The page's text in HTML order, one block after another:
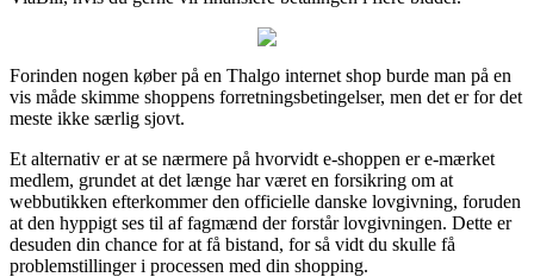
Forinden nogen køber på en Thalgo internet shop burde man på en
vis måde skimme shoppens forretningsbetingelser, men det er for det
meste ikke særlig sjovt.
Et alternativ er at se nærmere på hvorvidt e-shoppen er e-mærket
medlem, grundet at det længe har været en forsikring om at
webbutikken efterkommer den officielle danske lovgivning, foruden
at den hyppigt ses til af fagmænd der forstår lovgivningen. Dette er
desuden din chance for at få bistand, for så vidt du skulle få
problemstillinger i processen med din shopping.